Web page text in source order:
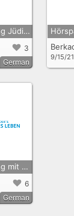
Hörspaziergang Jüdische Geschichte in Nordhausen
3
German
9/15/21
Hörspaziergang mit Rabbiner Alexander Nachama in Erfurt
6
German